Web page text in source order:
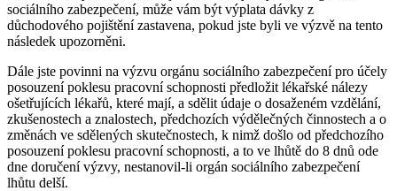
sociálního zabezpečení, může vám být výplata dávky z
důchodového pojištění zastavena, pokud jste byli ve výzvě na tento
následek upozorněni.
Dále jste povinni na výzvu orgánu sociálního zabezpečení pro účely
posouzení poklesu pracovní schopnosti předložit lékařské nálezy
ošetřujících lékařů, které mají, a sdělit údaje o dosaženém vzdělání,
zkušenostech a znalostech, předchozích výdělečných činnostech a o
změnách ve sdělených skutečnostech, k nimž došlo od předchozího
posouzení poklesu pracovní schopnosti, a to ve lhůtě do 8 dnů ode
dne doručení výzvy, nestanovil-li orgán sociálního zabezpečení
lhůtu delší.